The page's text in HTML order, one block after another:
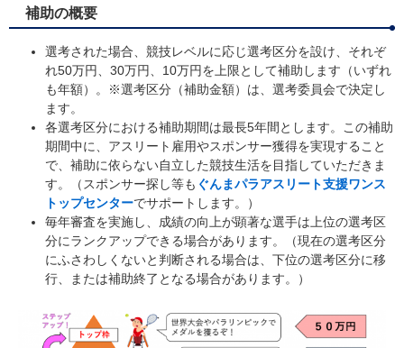
補助の概要
選考された場合、競技レベルに応じ選考区分を設け、それぞ
れ50万円、30万円、10万円を上限として補助します（いずれ
も年額）。※選考区分（補助金額）は、選考委員会で決定し
ます。
各選考区分における補助期間は最長5年間とします。この補助
期間中に、アスリート雇用やスポンサー獲得を実現すること
で、補助に依らない自立した競技生活を目指していただきま
す。（スポンサー探し等も ぐんまパラアスリート支援ワンス
トップセンターでサポートします。）
​毎年審査を実施し、成績の向上が顕著な選手は上位の選考区
分にランクアップできる場合があります。（現在の選考区分
にふさわしくないと判断される場合は、下位の選考区分に移
行、または補助終了となる場合があります。）